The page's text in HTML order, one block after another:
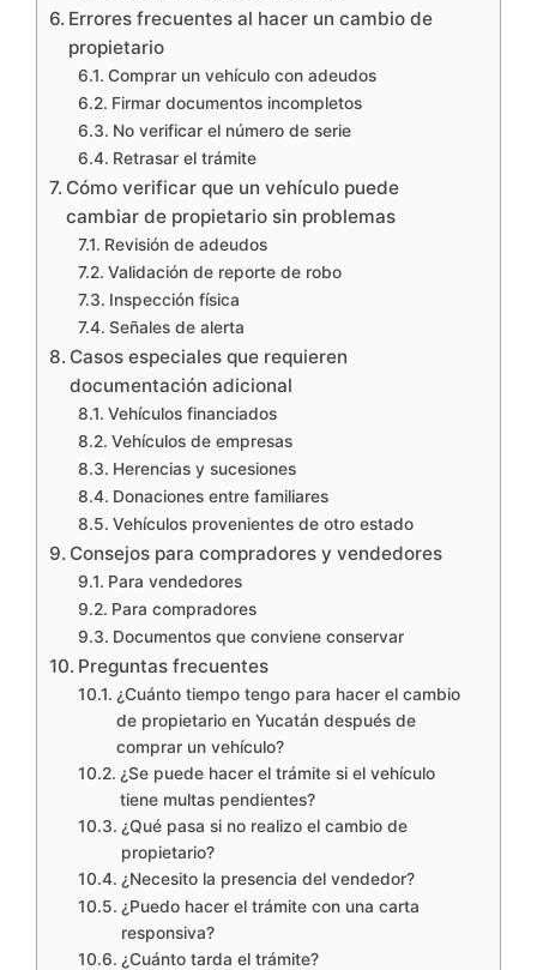
Errores frecuentes al hacer un cambio de
propietario
Comprar un vehículo con adeudos
Firmar documentos incompletos
No verificar el número de serie
Retrasar el trámite
Cómo verificar que un vehículo puede
cambiar de propietario sin problemas
Revisión de adeudos
Validación de reporte de robo
Inspección física
Señales de alerta
Casos especiales que requieren
documentación adicional
Vehículos financiados
Vehículos de empresas
Herencias y sucesiones
Donaciones entre familiares
Vehículos provenientes de otro estado
Consejos para compradores y vendedores
Para vendedores
Para compradores
Documentos que conviene conservar
Preguntas frecuentes
¿Cuánto tiempo tengo para hacer el cambio
de propietario en Yucatán después de
comprar un vehículo?
¿Se puede hacer el trámite si el vehículo
tiene multas pendientes?
¿Qué pasa si no realizo el cambio de
propietario?
¿Necesito la presencia del vendedor?
¿Puedo hacer el trámite con una carta
responsiva?
¿Cuánto tarda el trámite?